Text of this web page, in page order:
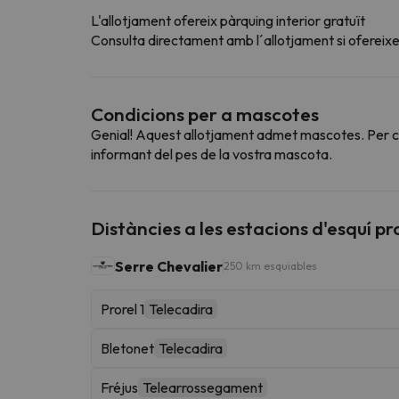
L'allotjament ofereix pàrquing interior gratuït
Consulta directament amb l´allotjament si
Condicions per a mascotes
Genial! Aquest allotjament admet mascotes. Per
informant del pes de la vostra mascota.
Distàncies a les estacions d'esquí
Serre Chevalier250 km esquiables
Prorel 1 Telecadira
Bletonet Telecadira
Fréjus Telearrossegament